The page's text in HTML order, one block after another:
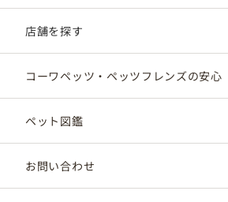
店舗を探す
コーワペッツ・ペッツフレンズの安心
ペット図鑑
お問い合わせ